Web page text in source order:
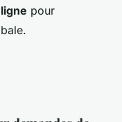
pour